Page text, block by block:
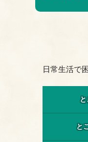
日常生活で
と
と